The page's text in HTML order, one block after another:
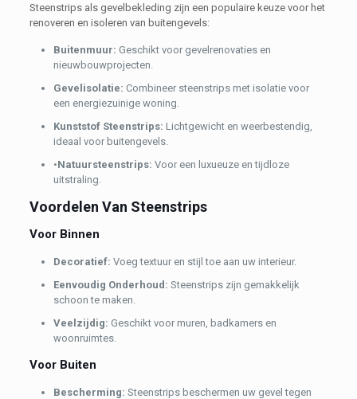
Steenstrips als gevelbekleding zijn een populaire keuze voor het
renoveren en isoleren van buitengevels:
Buitenmuur: Geschikt voor gevelrenovaties en
nieuwbouwprojecten.
Gevelisolatie: Combineer steenstrips met isolatie voor
een energiezuinige woning.
Kunststof Steenstrips: Lichtgewicht en weerbestendig,
ideaal voor buitengevels.
•Natuursteenstrips: Voor een luxueuze en tijdloze
uitstraling.
Voordelen Van Steenstrips
Voor Binnen
Decoratief: Voeg textuur en stijl toe aan uw interieur.
Eenvoudig Onderhoud: Steenstrips zijn gemakkelijk
schoon te maken.
Veelzijdig: Geschikt voor muren, badkamers en
woonruimtes.
Voor Buiten
Bescherming: Steenstrips beschermen uw gevel tegen